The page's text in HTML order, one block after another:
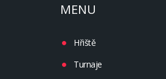
MENU
Hřiště
Turnaje